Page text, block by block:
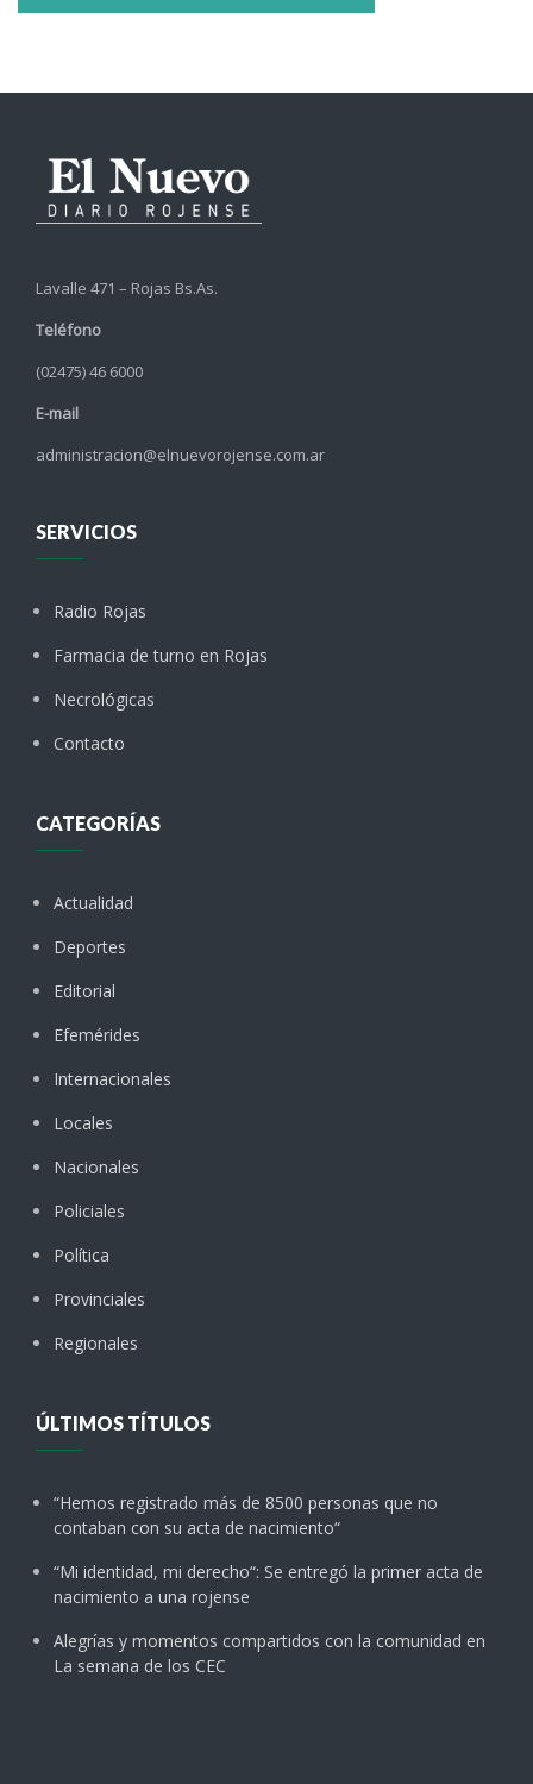
Lavalle 471 – Rojas Bs.As.
Teléfono
(02475) 46 6000
E-mail
administracion@elnuevorojense.com.ar
SERVICIOS
Radio Rojas
Farmacia de turno en Rojas
Necrológicas
Contacto
CATEGORÍAS
Actualidad
Deportes
Editorial
Efemérides
Internacionales
Locales
Nacionales
Policiales
Política
Provinciales
Regionales
ÚLTIMOS TÍTULOS
“Hemos registrado más de 8500 personas que no
contaban con su acta de nacimiento“
“Mi identidad, mi derecho“: Se entregó la primer acta de
nacimiento a una rojense
Alegrías y momentos compartidos con la comunidad en
La semana de los CEC